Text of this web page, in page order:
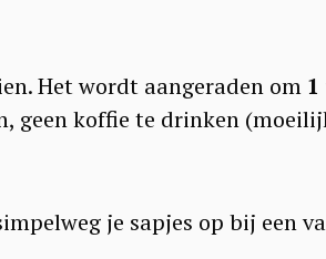
Het wordt aangeraden om1
geen koffie te drinken
je sapjes op bij een